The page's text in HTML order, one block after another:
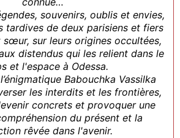
souvenirs, oublis et envies,
tardives de deux parisiens et fiers
sœur, sur leurs origines occultées,
distendus qui les relient dans le
et l'espace à Odessa.
Babouchka Vassilka
les interdits et les frontières,
concrets et provoquer une
du présent et la
rêvée dans l'avenir.